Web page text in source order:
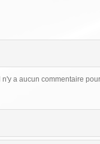
Il n'y a aucun commentaire